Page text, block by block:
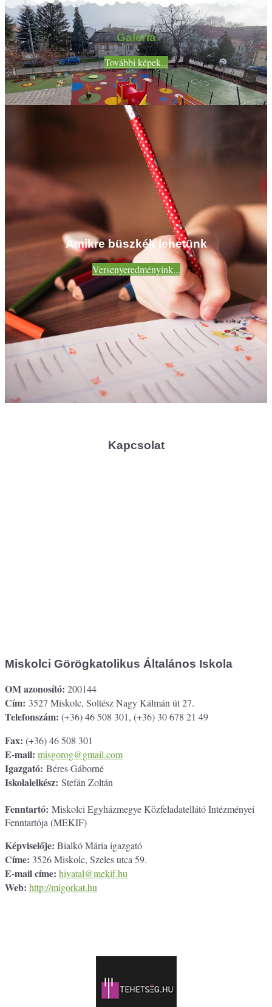
Galéria
További képek...
Amikre büszkék lehetünk
Versenyeredményink...
Kapcsolat
Miskolci Görögkatolikus Általános Iskola
OM azonosító: 200144
Cím: 3527 Miskolc, Soltész Nagy Kálmán út 27.
Telefonszám: (+36) 46 508 301, (+36) 30 678 21 49
Fax: (+36) 46 508 301
E-mail: misgorog@gmail.com
Igazgató: Béres Gáborné
Iskolalelkész: Stefán Zoltán
Fenntartó: Miskolci Egyházmegye Közfeladatellátó Intézményei
Fenntartója (MEKIF)
Képviselője: Bialkó Mária igazgató
Címe: 3526 Miskolc, Szeles utca 59.
E-mail címe: hivatal@mekif.hu
Web: http://migorkat.hu